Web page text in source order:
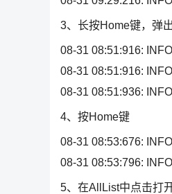
3、长按Home键，弹
08-31 08:51:916:
08-31 08:51:916:
08-31 08:51:936:
4、按Home键
08-31 08:53:676:
08-31 08:53:796:
5、在AllList中点击打